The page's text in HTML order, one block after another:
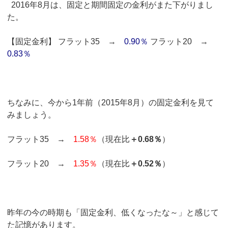
2016年8月は、固定と期間固定の金利がまた下がりまし
た。
【固定金利】 フラット35 →0.90％ フラット20 →
0.83％
ちなみに、今から1年前（2015年8月）の固定金利を見て
みましょう。
フラット35 → 1.58％ （現在比 ＋0.68％ ）
フラット20 → 1.35％ （現在比 ＋0.52％ ）
昨年の今の時期も「固定金利、低くなったな～」と感じて
た記憶があります。